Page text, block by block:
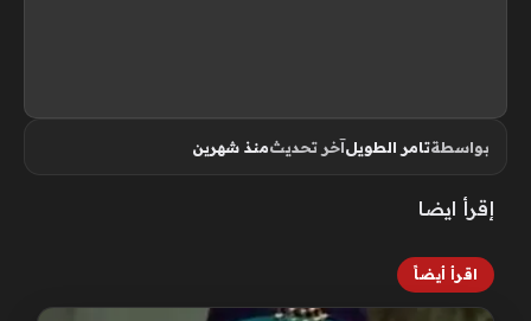
بواسطةتامر الطويلآخر تحديثمنذ شهرين
إقرأ ايضا
اقرأ أيضاً